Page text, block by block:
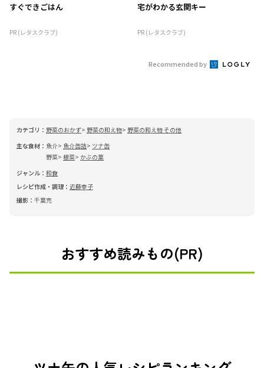
すぐできごはん
PR (レタスクラブ)
宅がわかる玄関キー
PR (レタスクラブ)
Recommended by
カテゴリ： 野菜のおかず 野菜の和え物
野菜の和え物 その他
主な食材： 魚介 魚介缶詰
ツナ缶
野菜 根菜
かぶの葉
ジャンル： 和食
レシピ作成・調理： 近藤幸子
撮影： 千葉充
おすすめ読みもの(PR)